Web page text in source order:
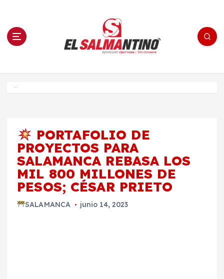
n El Salmantino - medios/noticias/editorial
PORTAFOLIO DE
PROYECTOS PARA
SALAMANCA REBASA LOS
MIL 800 MILLONES DE
PESOS; CÉSAR PRIETO
SALAMANCA junio 14, 2023